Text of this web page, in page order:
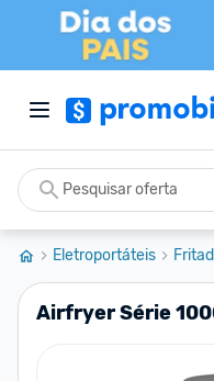
Eletroportáteis
Airfryer Série